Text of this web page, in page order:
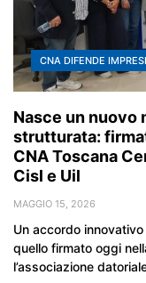
CNA DIFENDE
Nasce un nuovo
strutturata:
CNA Toscana
Cisl e Uil
MAGGIO 15, 2026
Un accordo
quello firmato oggi
l’associazione